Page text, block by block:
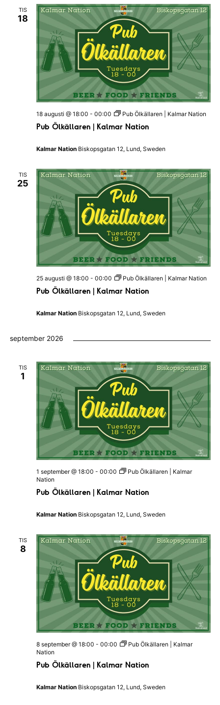
o
c
v
y
n
a
i
e
r
i
n
g
g
e
r
n
g
TIS
18
Pub Ölkällaren | Kalmar Nation
18 augusti @ 18:00 - 00:00 Pub Ölkällaren | Kalmar Nation
Kalmar Nation Biskopsgatan 12, Lund, Sweden
TIS
25
Pub Ölkällaren | Kalmar Nation
25 augusti @ 18:00 - 00:00 Pub Ölkällaren | Kalmar Nation
Kalmar Nation Biskopsgatan 12, Lund, Sweden
september 2026
TIS
1
Pub Ölkällaren | Kalmar Nation
1 september @ 18:00 - 00:00
Pub Ölkällaren | Kalmar
Nation
Kalmar Nation Biskopsgatan 12, Lund, Sweden
TIS
8
Pub Ölkällaren | Kalmar Nation
8 september @ 18:00 - 00:00
Pub Ölkällaren | Kalmar
Nation
Kalmar Nation Biskopsgatan 12, Lund, Sweden